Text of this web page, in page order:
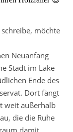
möchte
Neuanfang
Stadt im Lake
Ende des
Dort fängt
weit außerhalb
die die Ruhe